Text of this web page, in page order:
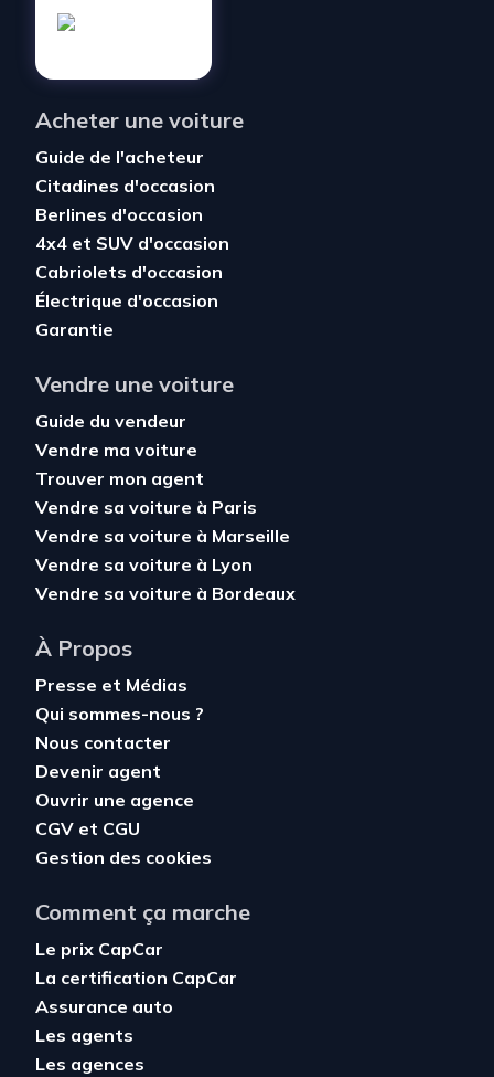
Acheter une voiture
Guide de l'acheteur
Citadines d'occasion
Berlines d'occasion
4x4 et SUV d'occasion
Cabriolets d'occasion
Électrique d'occasion
Garantie
Vendre une voiture
Guide du vendeur
Vendre ma voiture
Trouver mon agent
Vendre sa voiture à Paris
Vendre sa voiture à Marseille
Vendre sa voiture à Lyon
Vendre sa voiture à Bordeaux
À Propos
Presse et Médias
Qui sommes-nous ?
Nous contacter
Devenir agent
Ouvrir une agence
CGV et CGU
Gestion des cookies
Comment ça marche
Le prix CapCar
La certification CapCar
Assurance auto
Les agents
Les agences